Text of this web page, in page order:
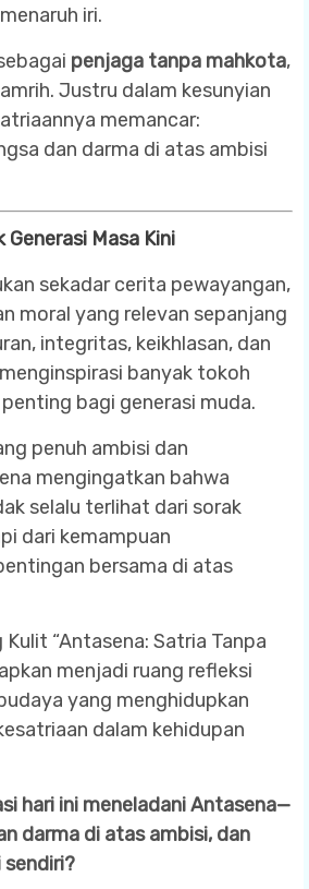
iri.
penjaga tanpa mahkota,
Justru dalam kesunyian
memancar:
dan darma di atas ambisi
Masa Kini
sekadar cerita pewayangan,
moral yang relevan sepanjang
integritas, keikhlasan, dan
banyak tokoh
bagi generasi muda.
penuh ambisi dan
mengingatkan bahwa
selalu terlihat dari sorak
dari kemampuan
bersama di atas
Kulit “Antasena: Satria Tanpa
menjadi ruang refleksi
yang menghidupkan
dalam kehidupan
hari ini meneladani Antasena—
darma di atas ambisi, dan
sendiri?